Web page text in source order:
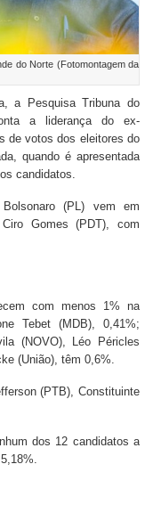
do Norte (Fotomontagem da
a Pesquisa Tribuna do
a liderança do ex-
de votos dos eleitores do
quando é apresentada
candidatos.
(PL) vem em
Gomes (PDT), com
com menos 1% na
Tebet (MDB), 0,41%;
(NOVO), Léo Péricles
(União), têm 0,6%.
(PTB), Constituinte
dos 12 candidatos a